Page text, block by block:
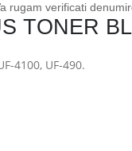
rugam verificati
TONER
4100, UF-490.